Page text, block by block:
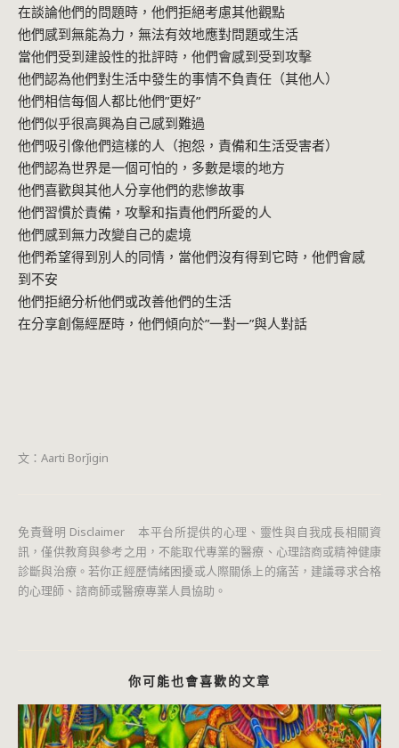
在談論他們的問題時，他們拒絕考慮其他觀點
他們感到無能為力，無法有效地應對問題或生活
當他們受到建設性的批評時，他們會感到受到攻擊
他們認為他們對生活中發生的事情不負責任（其他人）
他們相信每個人都比他們”更好”
他們似乎很高興為自己感到難過
他們吸引像他們這樣的人（抱怨，責備和生活受害者）
他們認為世界是一個可怕的，多數是壞的地方
他們喜歡與其他人分享他們的悲慘故事
他們習慣於責備，攻擊和指責他們所愛的人
他們感到無力改變自己的處境
他們希望得到別人的同情，當他們沒有得到它時，他們會感
到不安
他們拒絕分析他們或改善他們的生活
在分享創傷經歷時，他們傾向於”一對一”與人對話
文：Aarti Borǰigin
免責聲明 Disclaimer 本平台所提供的心理、靈性與自我成長相關資
訊，僅供教育與參考之用，不能取代專業的醫療、心理諮商或精神健康
診斷與治療。若你正經歷情緒困擾或人際關係上的痛苦，建議尋求合格
的心理師、諮商師或醫療專業人員協助。
你可能也會喜歡的文章